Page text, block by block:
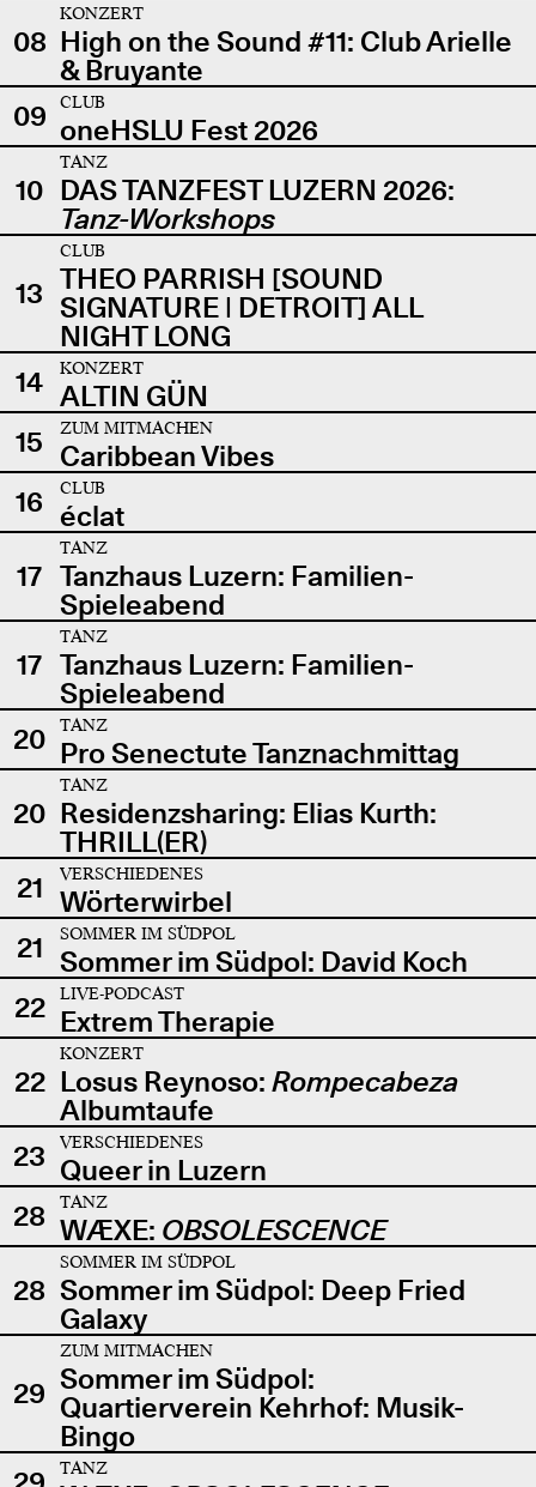
08
KONZERT
High on the Sound #11: Club Arielle
& Bruyante
09
CLUB
oneHSLU Fest 2026
10
TANZ
DAS TANZFEST LUZERN 2026:
Tanz-Workshops
13
CLUB
THEO PARRISH [SOUND
SIGNATURE | DETROIT] ALL
NIGHT LONG
14
KONZERT
ALTIN GÜN
15
ZUM MITMACHEN
Caribbean Vibes
16
CLUB
éclat
17
TANZ
Tanzhaus Luzern: Familien-
Spieleabend
17
TANZ
Tanzhaus Luzern: Familien-
Spieleabend
20
TANZ
Pro Senectute Tanznachmittag
20
TANZ
Residenzsharing: Elias Kurth:
THRILL(ER)
21
VERSCHIEDENES
Wörterwirbel
21
SOMMER IM SÜDPOL
Sommer im Südpol: David Koch
22
LIVE-PODCAST
Extrem Therapie
22
KONZERT
Losus Reynoso: Rompecabeza
Albumtaufe
23
VERSCHIEDENES
Queer in Luzern
28
TANZ
WÆXE: OBSOLESCENCE
28
SOMMER IM SÜDPOL
Sommer im Südpol: Deep Fried
Galaxy
29
ZUM MITMACHEN
Sommer im Südpol:
Quartierverein Kehrhof: Musik-
Bingo
TANZ